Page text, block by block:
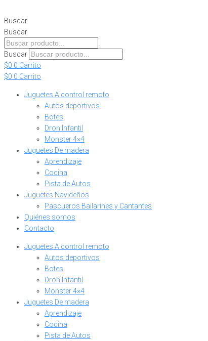
to
content
Buscar
Buscar
Buscar
$0 0 Carrito
$0 0 Carrito
Juguetes A control remoto
Autos deportivos
Botes
Dron Infantil
Monster 4×4
Juguetes De madera
Aprendizaje
Cocina
Pista de Autos
Juguetes Navideños
Pascueros Bailarines y Cantantes
Quiénes somos
Contacto
Juguetes A control remoto
Autos deportivos
Botes
Dron Infantil
Monster 4×4
Juguetes De madera
Aprendizaje
Cocina
Pista de Autos